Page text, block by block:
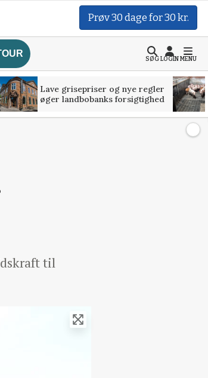
Prøv 30 dage for 30 kr.
SØGLOGINMENU
Lave grisepriser og nye regler
øger landbobanks forsigtighed
til